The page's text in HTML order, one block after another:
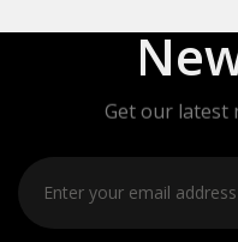
Get our latest